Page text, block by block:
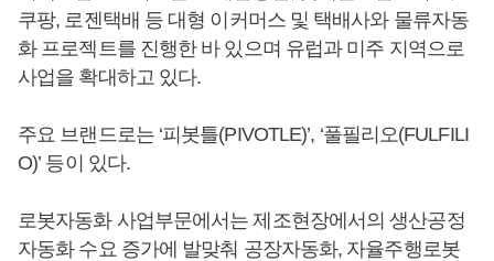
쿠팡, 로젠택배 등 대형 이커머스 및 택배사와 물류자동
화 프로젝트를 진행한 바 있으며 유럽과 미주 지역으로
사업을 확대하고 있다.
주요 브랜드로는 ‘피봇틀(PIVOTLE)’, ‘풀필리오(FULFILI
O)’ 등이 있다.
로봇자동화 사업부문에서는 제조현장에서의 생산공정
자동화 수요 증가에 발맞춰 공장자동화, 자율주행로봇